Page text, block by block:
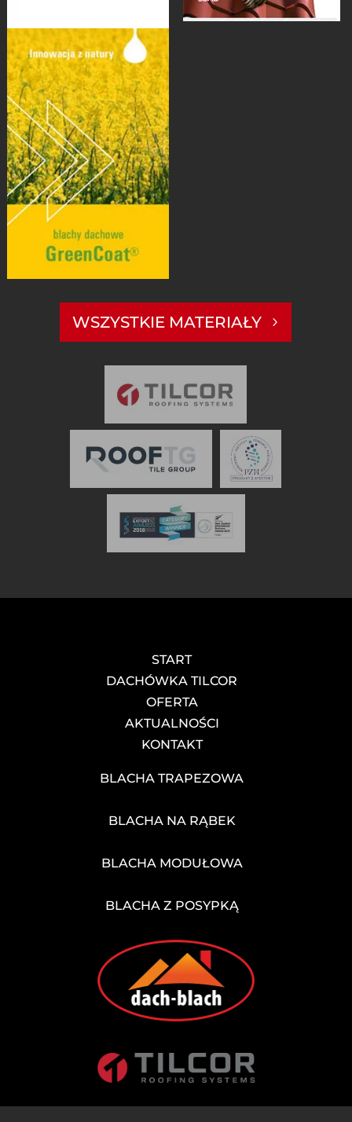
WSZYSTKIE MATERIAŁY
START
DACHÓWKA TILCOR
OFERTA
AKTUALNOŚCI
KONTAKT
BLACHA TRAPEZOWA
BLACHA NA RĄBEK
BLACHA MODUŁOWA
BLACHA Z POSYPKĄ